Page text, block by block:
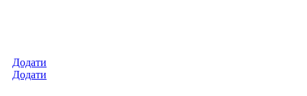
Додати
Додати